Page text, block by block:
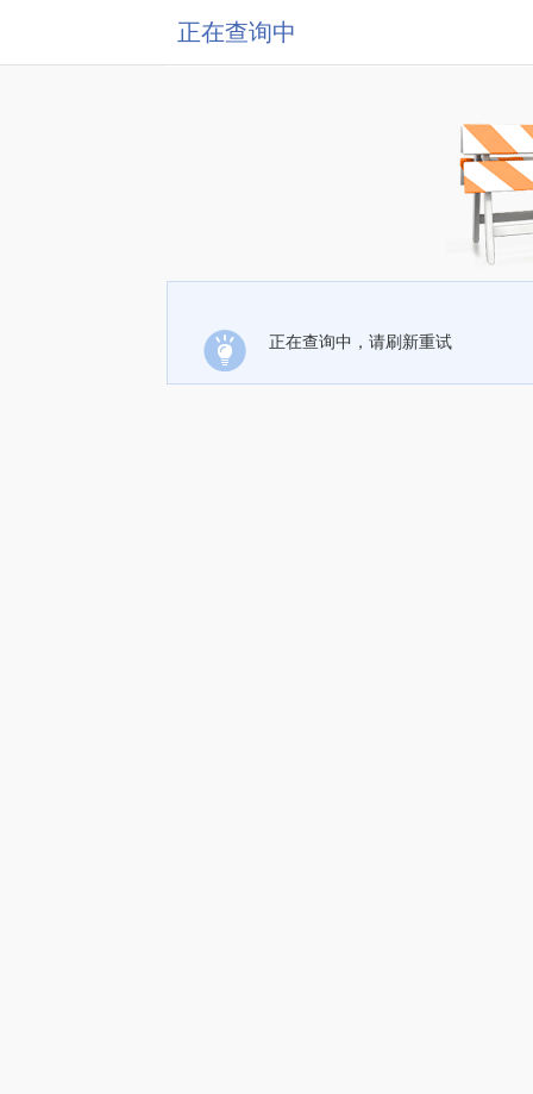
正在查询中
正在查询中，请刷新重试